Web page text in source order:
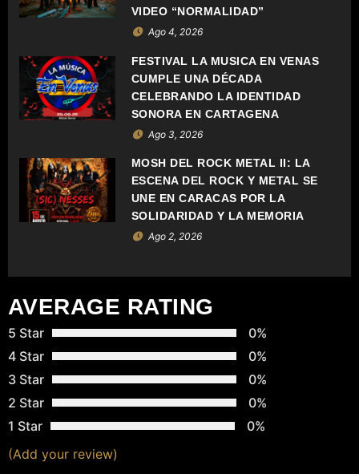
Ó
N
D
E
E
N
T
A
D
A
S
VIDEO “NORMALIDAD”
Ago 4, 2026
FESTIVAL LA MÚSICA EN VENAS
CUMPLE UNA DÉCADA
CELEBRANDO LA IDENTIDAD
SONORA EN CARTAGENA
Ago 3, 2026
MOSH DEL ROCK METAL II: LA
ESCENA DEL ROCK Y METAL SE
UNE EN CARACAS POR LA
SOLIDARIDAD Y LA MEMORIA
Ago 2, 2026
AVERAGE RATING
5 Star
0%
4 Star
0%
3 Star
0%
2 Star
0%
1 Star
0%
(Add your review)